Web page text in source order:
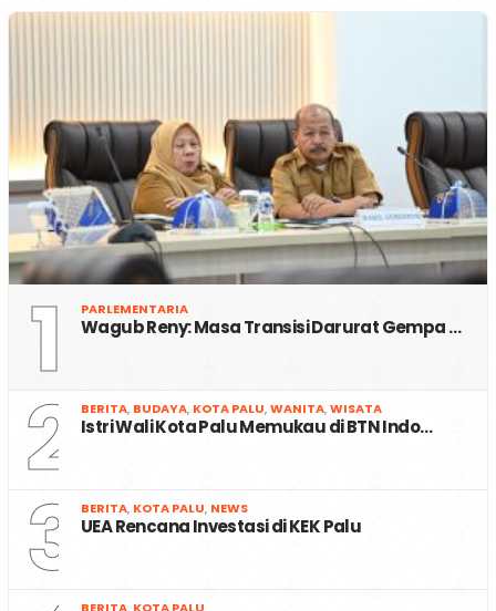
1 PARLEMENTARIA
Wagub Reny: Masa Transisi Darurat Gempa …
2 BERITA, BUDAYA, KOTA PALU,WANITA,WISATA
Istri Wali Kota Palu Memukau di BTN Indo…
3 BERITA, KOTA PALU, NEWS
UEA Rencana Investasi di KEK Palu
BERITA, KOTA PALU